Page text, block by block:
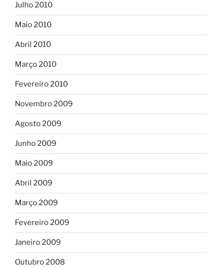
Julho 2010
Maio 2010
Abril 2010
Março 2010
Fevereiro 2010
Novembro 2009
Agosto 2009
Junho 2009
Maio 2009
Abril 2009
Março 2009
Fevereiro 2009
Janeiro 2009
Outubro 2008